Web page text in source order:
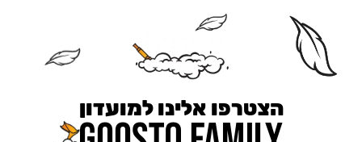
הצטרפו אלינו למועדון